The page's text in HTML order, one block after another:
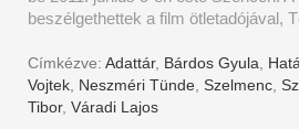
beszélgethettek a film ötletadójával,
Címkézve: Adattár, Bárdos Gyula,
Vojtek, Neszméri Tünde, Szelmenc,
Tibor, Váradi Lajos